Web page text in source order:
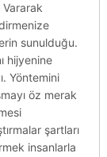
Vararak
sunulduğu.
hijyenine
Yöntemini
öz merak
şartları
insanlarla